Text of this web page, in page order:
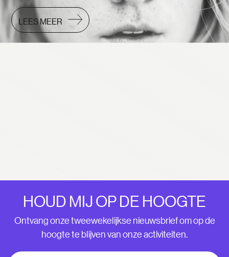
LEES MEER
HOUD MIJ OP DE HOOGTE
Ontvang onze tweewekelijkse nieuwsbrief om op de
hoogte te blijven van onze activiteiten.